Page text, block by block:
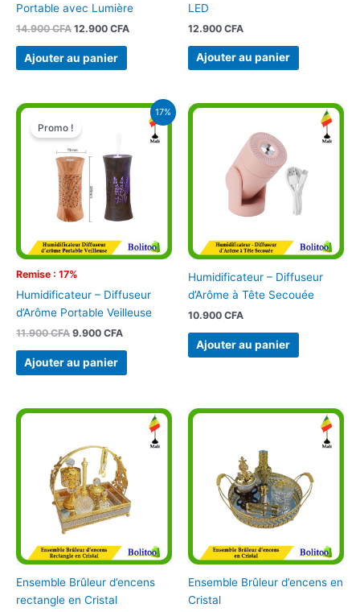
Portable avec Lumière
14.900CFA 12.900 CFA
Ajouter au panier
LED
12.900 CFA
Ajouter au panier
17%
Remise : 17%
Promo !
Humidificateur – Diffuseur
d’Arôme Portable Veilleuse
11.900CFA
Le
prix
initial
était :
11.900 CFA.
9.900 CFA
Le
9.900 CFA.
Ajouter au panier
Humidificateur – Diffuseur
d’Arôme à Tête Secouée
10.900 CFA
Ajouter au panier
Ensemble Brûleur d’encens
rectangle en Cristal
Ensemble Brûleur d’encens en
Cristal